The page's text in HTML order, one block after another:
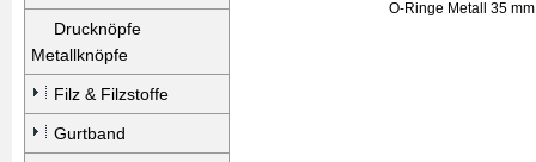
Drucknöpfe
Metallknöpfe
Filz & Filzstoffe
Gurtband